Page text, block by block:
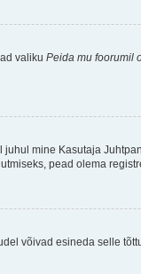
valiku Peida mu foorumil
mine Kasutaja
pead olema
võivad esineda selle